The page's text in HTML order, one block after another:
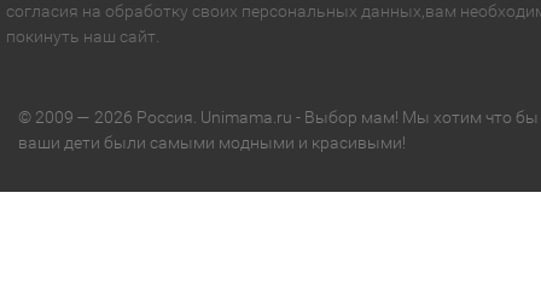
согласия на обработку своих персональных данных,вам
покинуть наш сайт.
© 2009 — 2026 Россия. Unimama.ru - Выбор мам! Мы хотим что бы
ваши дети были самыми модными и красивыми!